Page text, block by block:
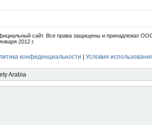
сайт. Все права защищены и принадлежат
2012 г.
конфиденциальности Условия
Arabia